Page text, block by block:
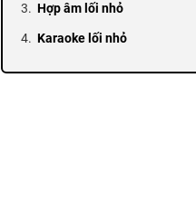
Hợp âm lối nhỏ
Karaoke lối nhỏ